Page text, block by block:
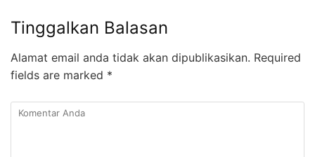
Tinggalkan Balasan
Alamat email anda tidak akan dipublikasikan. Required
fields are marked *